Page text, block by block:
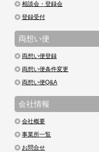
相談会・登録会
登録受付
両想い便
両想い便登録
両想い便条件変更
両想い便Q&A
会社情報
会社概要
事業所一覧
お問合せ